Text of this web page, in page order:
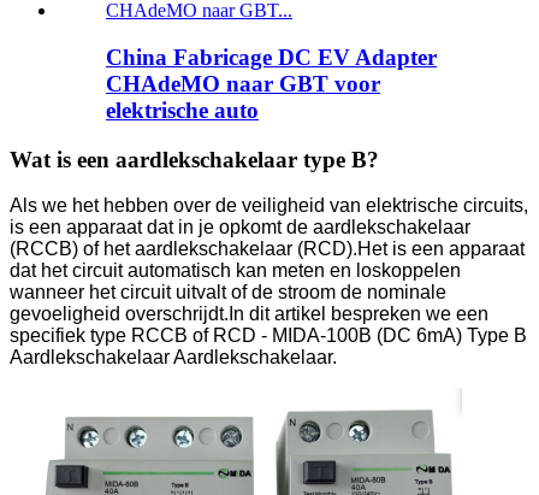
China Fabricage DC EV Adapter
CHAdeMO naar GBT voor
elektrische auto
Wat is een aardlekschakelaar type B?
Als we het hebben over de veiligheid van elektrische circuits,
is een apparaat dat in je opkomt de aardlekschakelaar
(RCCB) of het aardlekschakelaar (RCD).Het is een apparaat
dat het circuit automatisch kan meten en loskoppelen
wanneer het circuit uitvalt of de stroom de nominale
gevoeligheid overschrijdt.In dit artikel bespreken we een
specifiek type RCCB of RCD - MIDA-100B (DC 6mA) Type B
Aardlekschakelaar Aardlekschakelaar.